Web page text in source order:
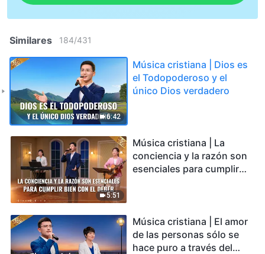
Similares 184/431
6:42
Música cristiana | Dios es
el Todopoderoso y el
único Dios verdadero
5:51
Música cristiana | La
conciencia y la razón son
esenciales para cumplir
Música cristiana | El amor
de las personas sólo se
hace puro a través del